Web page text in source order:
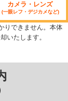
カメラ・レンズ
(一眼レフ・デジカメなど)
りできません。本体
いたします。